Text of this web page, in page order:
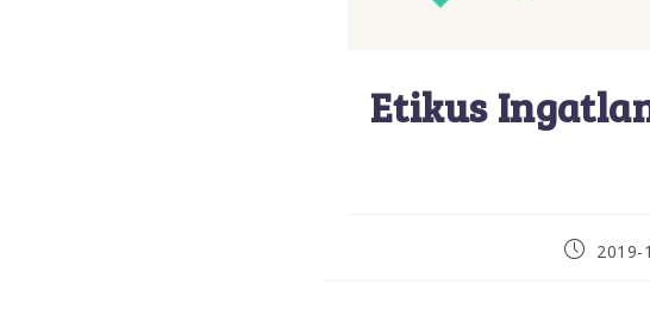
Etikus
Post2019-